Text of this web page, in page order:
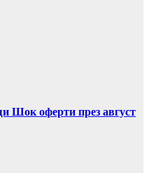
Шок оферти през август